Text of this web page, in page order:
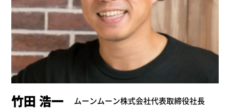
竹田 浩一 ムーンムーン株式会社代表取締役社長